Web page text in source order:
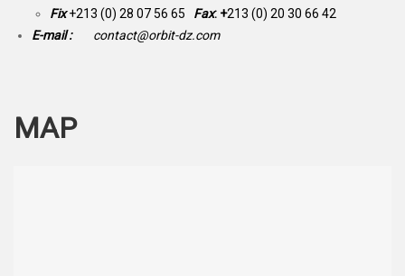
Fix +213 (0) 28 07 56 65 Fax: +213 (0) 20 30 66 42
E-mail :
contact@orbit-dz.com
MAP